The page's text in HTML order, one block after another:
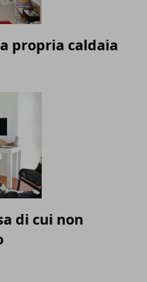
propria caldaia
di cui non